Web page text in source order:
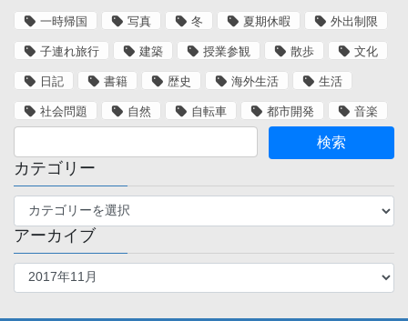
一時帰国 写真 冬 夏期休暇 外出制限
子連れ旅行 建築 授業参観 散歩 文化
日記 書籍 歴史 海外生活 生活
社会問題 自然 自転車 都市開発 音楽
カテゴリー
テ
ゴ
リ
アーカイブ
ア